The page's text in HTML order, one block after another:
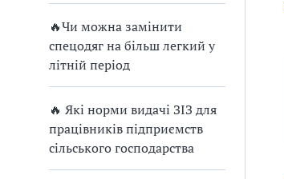
🔥Чи можна замінити
спецодяг на більш легкий у
літній період
🔥 Які норми видачі ЗІЗ для
працівників підприємств
сільського господарства